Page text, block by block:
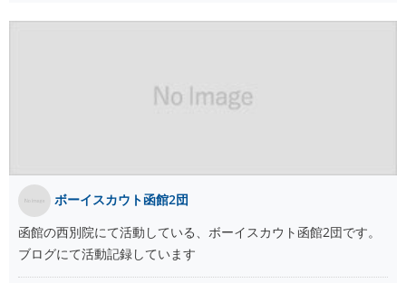
ボーイスカウト函館2団
函館の西別院にて活動している、ボーイスカウト函館2団です。
ブログにて活動記録しています